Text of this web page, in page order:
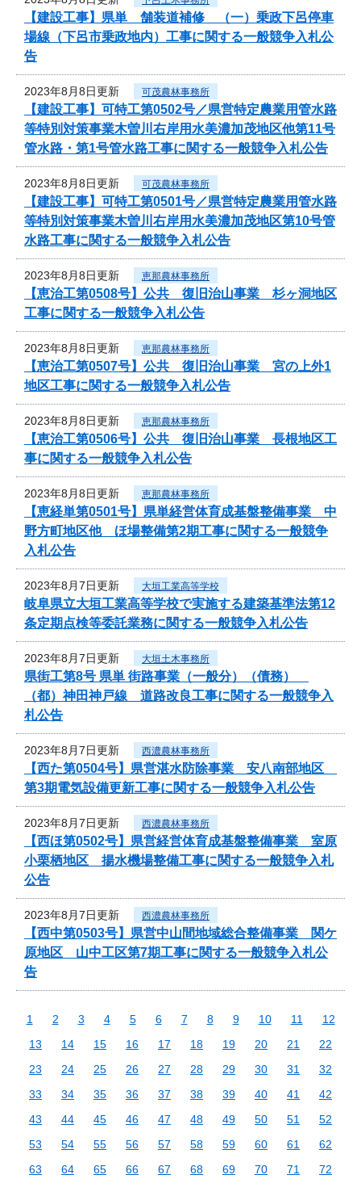
【建設工事】県単 舗装道補修 （一）乗政下呂停車
場線（下呂市乗政地内）工事に関する一般競争入札公
告
2023年8月8日更新 可茂農林事務所
【建設工事】可特工第0502号／県営特定農業用管水路
等特別対策事業木曽川右岸用水美濃加茂地区他第11号
管水路・第1号管水路工事に関する一般競争入札公告
2023年8月8日更新 可茂農林事務所
【建設工事】可特工第0501号／県営特定農業用管水路
等特別対策事業木曽川右岸用水美濃加茂地区第10号管
水路工事に関する一般競争入札公告
2023年8月8日更新 恵那農林事務所
【恵治工第0508号】公共 復旧治山事業 杉ヶ洞地区
工事に関する一般競争入札公告
2023年8月8日更新 恵那農林事務所
【恵治工第0507号】公共 復旧治山事業 宮の上外1
地区工事に関する一般競争入札公告
2023年8月8日更新 恵那農林事務所
【恵治工第0506号】公共 復旧治山事業 長根地区工
事に関する一般競争入札公告
2023年8月8日更新 恵那農林事務所
【恵経単第0501号】県単経営体育成基盤整備事業 中
野方町地区他 ほ場整備第2期工事に関する一般競争
入札公告
2023年8月7日更新 大垣工業高等学校
岐阜県立大垣工業高等学校で実施する建築基準法第12
条定期点検等委託業務に関する一般競争入札公告
2023年8月7日更新 大垣土木事務所
県街工第8号 県単 街路事業（一般分）（債務）
（都）神田神戸線 道路改良工事に関する一般競争入
札公告
2023年8月7日更新 西濃農林事務所
【西た第0504号】県営湛水防除事業 安八南部地区
第3期電気設備更新工事に関する一般競争入札公告
2023年8月7日更新 西濃農林事務所
【西ほ第0502号】県営経営体育成基盤整備事業 室原
小栗栖地区 揚水機場整備工事に関する一般競争入札
公告
2023年8月7日更新 西濃農林事務所
【西中第0503号】県営中山間地域総合整備事業 関ケ
原地区 山中工区第7期工事に関する一般競争入札公
告
1 2 3 4 5 6 7 8 9 10 11
12
13
14 15 16 17 18 19 20 21
22
23
24 25 26 27 28 29 30 31
32
33
34 35 36 37 38 39 40 41
42
43
44 45 46 47 48 49 50 51
52
53
54 55 56 57 58 59 60 61
62
63
64 65 66 67 68 69 70 71
72